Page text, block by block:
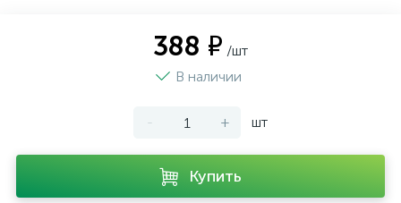
388 ₽ /шт
В наличии
- + шт
Купить